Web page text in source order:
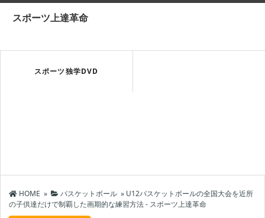
スポーツ上達革命
スポーツ独学DVD
HOME » バスケットボール » U12バスケットボールの全国大会を近所
の子供達だけで制覇した画期的な練習方法 - スポーツ上達革命